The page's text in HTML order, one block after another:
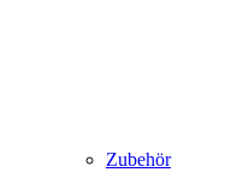
Zubehör